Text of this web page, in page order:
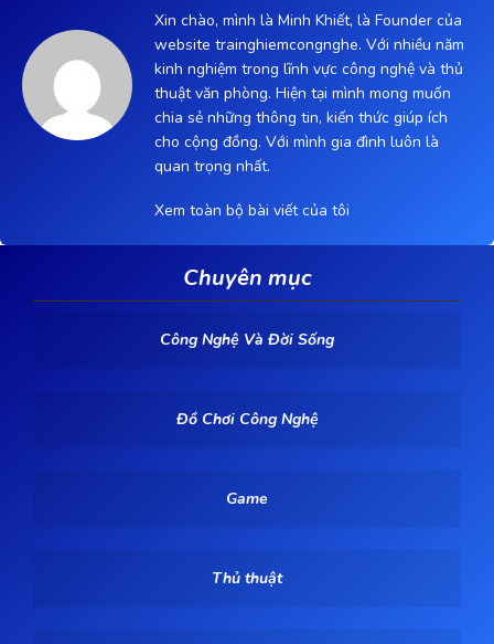
Xin chào, mình là Minh Khiết, là Founder của
website trainghiemcongnghe. Với nhiều năm
kinh nghiệm trong lĩnh vực công nghệ và thủ
thuật văn phòng. Hiện tại mình mong muốn
chia sẻ những thông tin, kiến thức giúp ích
cho cộng đồng. Với mình gia đình luôn là
quan trọng nhất.
Xem toàn bộ bài viết của tôi
Chuyên mục
Công Nghệ Và Đời Sống
Đồ Chơi Công Nghệ
Game
Thủ thuật